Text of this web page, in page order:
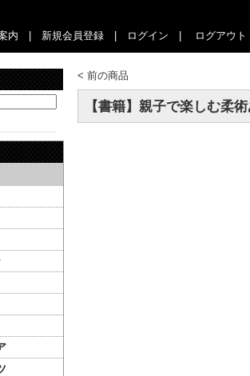
内 新規会員登録 ログイン ログアウト
< 前の商品
【書籍】親子で楽しむ柔